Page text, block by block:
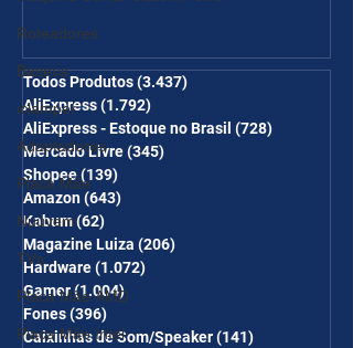
Roteadores
Baseus
iclamper
Adaptadores
Placa Mãe
Nuuvem
TVs
Placa Mãe AMD
Placa Mãe Intel
Ganhe Frete Grátis(R$10 de
desc em 6 itens/R$25 de
desc em 10 itens) OS
CUPONS SÃO VÁLIDOS NO
COMBO
Todos Produtos(3.437)
AliExpress(1.792)
AliExpress - Estoque no Brasil (728)
Mercado Livre(345)
Shopee(139)
Amazon(643)
Kabum(62)
Magazine Luiza (206)
Hardware(1.072)
Gamer(1.004)1.004 posts
Fones(396)
Caixinhas de Som/Speaker(141)